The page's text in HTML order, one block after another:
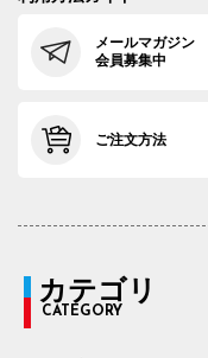
メールマガジン
会員募集中
ご注文方法
カテゴリ
CATEGORY